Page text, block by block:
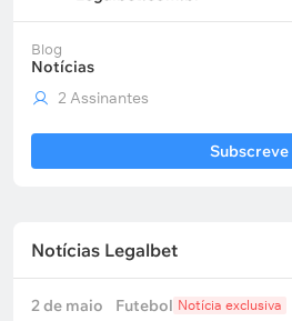
Blog
Notícias
2 Assinantes
Subscreve
Notícias Legalbet
2 de maio Futebol Notícia exclusiva